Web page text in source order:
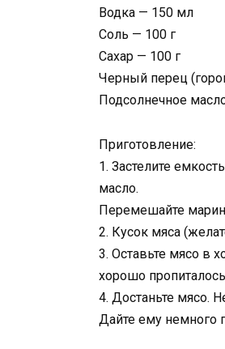
Водка — 150 мл
Соль — 100 г
Сахар — 100 г
Черный перец
Подсолнечное
Приготовление:
1. Застелите
масло.
Перемешайте
2. Кусок мяса
3. Оставьте мясо в
хорошо
4. Достаньте мясо.
Дайте ему немного